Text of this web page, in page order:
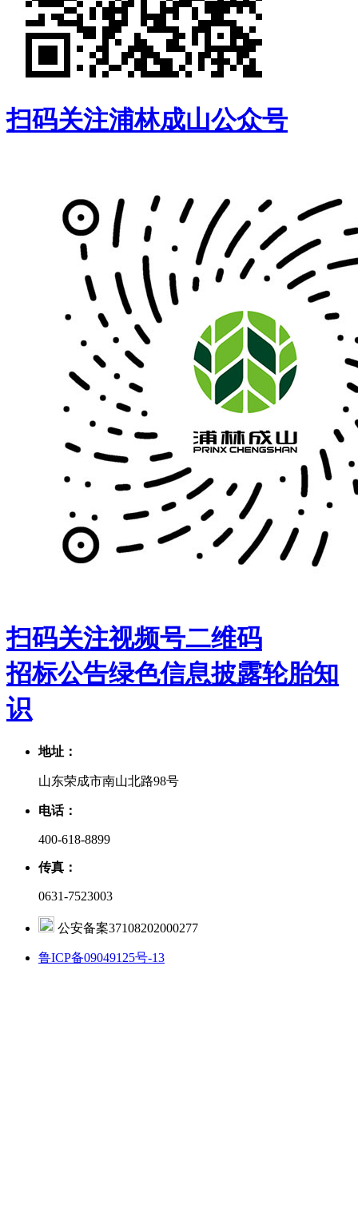
扫码关注浦林成山公众号
扫码关注视频号二维码
招标公告绿色信息披露轮胎知
识
地址：
山东荣成市南山北路98号
电话：
400-618-8899
传真：
0631-7523003
公安备案37108202000277
鲁ICP备09049125号-13